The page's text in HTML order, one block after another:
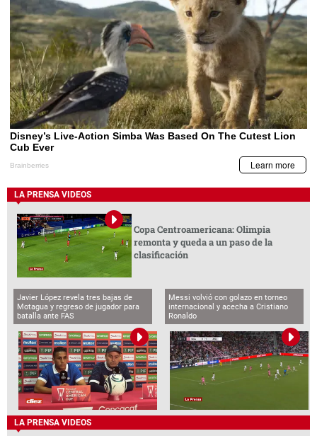
LA PRENSA VIDEOS
Copa Centroamericana: Olimpia
remonta y queda a un paso de la
clasificación
Javier López revela tres bajas de
Motagua y regreso de jugador para
batalla ante FAS
Messi volvió con golazo en torneo
internacional y acecha a Cristiano
Ronaldo
LA PRENSA VIDEOS